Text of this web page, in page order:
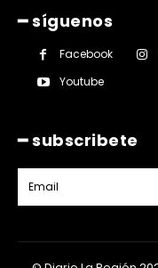
━ síguenos
Facebook
Youtube
━ subscribete